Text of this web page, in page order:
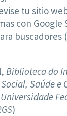
tu sitio
con Google
buscadores
, Biblioteca do
Saúde e
Universidade
)